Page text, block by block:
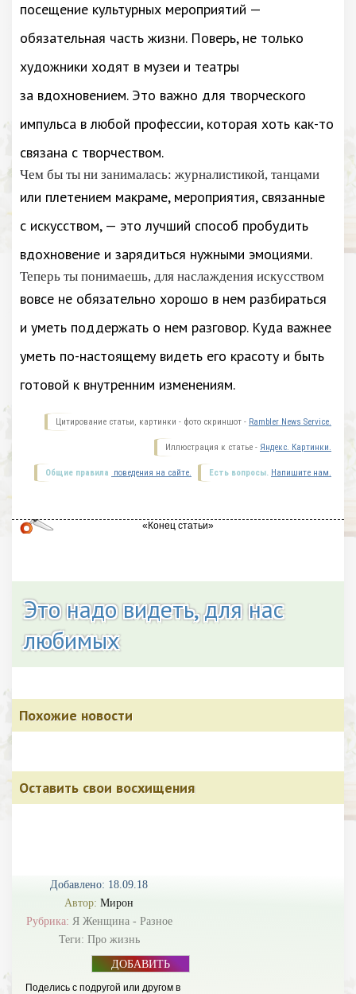
Добавлено: 18.09.18
Автор: Мирон
Рубрика: Я Женщина - Разное
Теги: Про жизнь
ДОБАВИТЬ
Поделись с подругой или другом в
посещение культурных мероприятий —
обязательная часть жизни. Поверь, не только
художники ходят в музеи и театры
за вдохновением. Это важно для творческого
импульса в любой профессии, которая хоть как-то
связана с творчеством.
Чем бы ты ни занималась: журналистикой, танцами
или плетением макраме, мероприятия, связанные
с искусством, — это лучший способ пробудить
вдохновение и зарядиться нужными эмоциями.
Теперь ты понимаешь, для наслаждения искусством
вовсе не обязательно хорошо в нем разбираться
и уметь поддержать о нем разговор. Куда важнее
уметь по-настоящему видеть его красоту и быть
готовой к внутренним изменениям.
Цитирование статьи, картинки - фото скриншот - Rambler News Service.
Иллюстрация к статье - Яндекс. Картинки.
Есть вопросы. Напишите нам.
Общие правила поведения на сайте.
Это надо видеть, для нас
любимых
Похожие новости
Оставить свои восхищения